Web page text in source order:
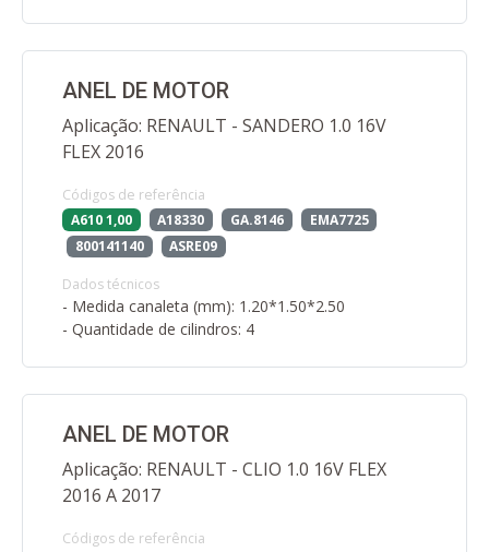
ANEL DE MOTOR
Aplicação: RENAULT - SANDERO 1.0 16V
FLEX 2016
Códigos de referência
A610 1,00
A18330 GA.8146
EMA7725
800141140
ASRE09
Dados técnicos
- Medida canaleta (mm): 1.20*1.50*2.50
- Quantidade de cilindros: 4
ANEL DE MOTOR
Aplicação: RENAULT - CLIO 1.0 16V FLEX
2016 A 2017
Códigos de referência